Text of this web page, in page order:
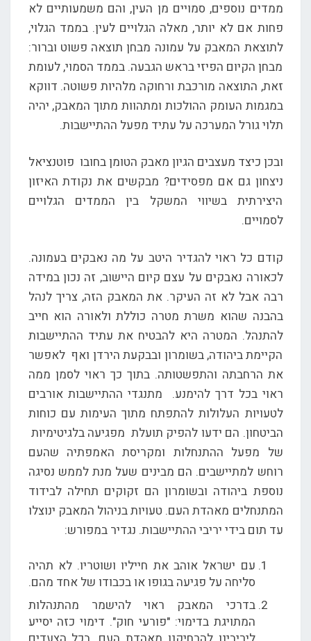
ממדים נוספים, סמויים מן העין, והם משמעותיים לא
פחות אם לא יותר, מאלה הגלויים לעין. בממד הגלוי,
לתוצאת המאבק על עמונה מבחן תוצאה פשוט וברור:
מבחן הקיום הפיזי בראש הגבעה. בממד הסמוי, לעומת
זאת, התוצאה מורכבת ורחוקה מלהיות פשוטה. דווקא
במגמות העומק ההולכות ומתהוות מתוך המאבק, יהיה
תלוי גורל המערכה על עתיד מפעל ההתיישבות.
ובכן כיצד מעצבים הגיון מאבק הטומן בחובו פוטנציאל
ניצחון גם אם מפסידים? מבקשים את נקודת האיזון
היצירתית בשיווי המשקל בין הממדים הגלויים
לסמויים.
קודם כל ראוי להגדיר היטב על מה נאבקים בעמונה.
לכאורה נאבקים על עצם קיום היישוב, זה נכון במידה
רבה אבל לא זה העיקר. את המאבק הזה, צריך לנהל
בהבנה שהוא משרת מטרה כוללת ולאורה הוא חייב
להתנהל. המטרה היא להבטיח את עתיד ההתיישבות
הקיימת ביהודה, בשומרון ובבקעת הירדן ואף לאפשר
את הרחבתה והתפשטותה. בתוך כך ראוי לסמן ממה
ראוי בכל דרך להימנע. מתנגדי ההתיישבות אורבים
לטעויות העלולות להתפתח מתוך העימות עם כוחות
הביטחון. הם ידעו להפיק תועלת מפגיעה בלגיטימיות
של מפעל ההתנחלות ומקריסת האמפתיה שהעם
רוחש למתיישבים. הם מבינים שעל מנת לממש נסיגה
נוספת ביהודה ובשומרון הם זקוקים תחילה לבידוד
המתנחלים מאהדת העם. טעויות בניהול המאבק ינוצלו
עד תום בידי יריבי ההתיישבות. נגדיר במפורש:
עם ישראל אוהב את חייליו ושוטריו. לא תהיה
סליחה על פגיעה בגופו או בכבודו של אחד מהם.
בדרכי המאבק ראוי להישמר מהתנהלות
המתויגת בדימוי: "פורעי חוק". דימוי כזה יסייע